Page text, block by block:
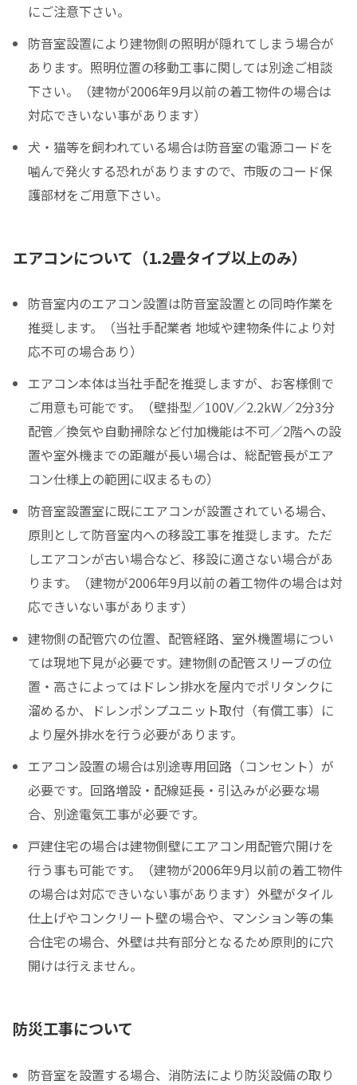
にご注意下さい。
防音室設置により建物側の照明が隠れてしまう場合が
あります。照明位置の移動工事に関しては別途ご相談
下さい。（建物が2006年9月以前の着工物件の場合は
対応できいない事があります）
犬・猫等を飼われている場合は防音室の電源コードを
噛んで発火する恐れがありますので、市販のコード保
護部材をご用意下さい。
エアコンについて（1.2畳タイプ以上のみ）
防音室内のエアコン設置は防音室設置との同時作業を
推奨します。（当社手配業者 地域や建物条件により対
応不可の場合あり）
エアコン本体は当社手配を推奨しますが、お客様側で
ご用意も可能です。（壁掛型／100V／2.2kW／2分3分
配管／換気や自動掃除など付加機能は不可／2階への設
置や室外機までの距離が長い場合は、総配管長がエア
コン仕様上の範囲に収まるもの）
防音室設置室に既にエアコンが設置されている場合、
原則として防音室内への移設工事を推奨します。ただ
しエアコンが古い場合など、移設に適さない場合があ
ります。（建物が2006年9月以前の着工物件の場合は対
応できいない事があります）
建物側の配管穴の位置、配管経路、室外機置場につい
ては現地下見が必要です。建物側の配管スリーブの位
置・高さによってはドレン排水を屋内でポリタンクに
溜めるか、ドレンポンプユニット取付（有償工事）に
より屋外排水を行う必要があります。
エアコン設置の場合は別途専用回路（コンセント）が
必要です。回路増設・配線延長・引込みが必要な場
合、別途電気工事が必要です。
戸建住宅の場合は建物側壁にエアコン用配管穴開けを
行う事も可能です。（建物が2006年9月以前の着工物件
の場合は対応できいない事があります）外壁がタイル
仕上げやコンクリート壁の場合や、マンション等の集
合住宅の場合、外壁は共有部分となるため原則的に穴
開けは行えません。
防災工事について
防音室を設置する場合、消防法により防災設備の取り